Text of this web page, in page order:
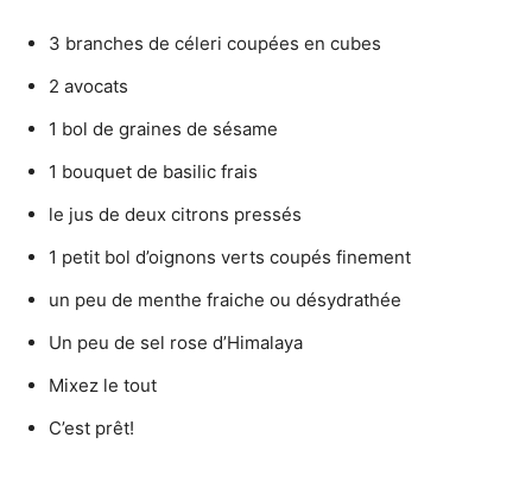
3 branches de céleri coupées en cubes
2 avocats
1 bol de graines de sésame
1 bouquet de basilic frais
le jus de deux citrons pressés
1 petit bol d’oignons verts coupés finement
un peu de menthe fraiche ou désydrathée
Un peu de sel rose d’Himalaya
Mixez le tout
C’est prêt!